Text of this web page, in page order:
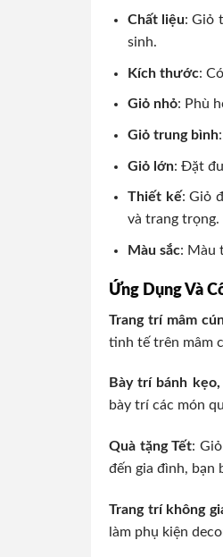
Chất liệu: Giỏ
sinh.
Kích thước:
Giỏ nhỏ: Phù
Giỏ trung bình
Giỏ lớn: Đặt
Thiết kế: Giỏ
và trang trọng.
Màu sắc: Màu
Ứng Dụng Và
Trang trí mâm
tinh tế trên mâm
Bày trí bánh
bày trí các món
Quà tặng Tết:
đến gia đình, bạn
Trang trí không
làm phụ kiện